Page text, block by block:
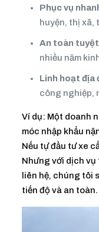
Phục vụ
huyện, thị xã,
An toàn
nhiều năm
Linh hoạt địa
công nghiệp,
Ví dụ: Một doanh
móc nhập khẩu
Nếu tự đầu tư xe
Nhưng với dịch vụ
liên hệ, chúng tôi
tiến độ và an toàn.